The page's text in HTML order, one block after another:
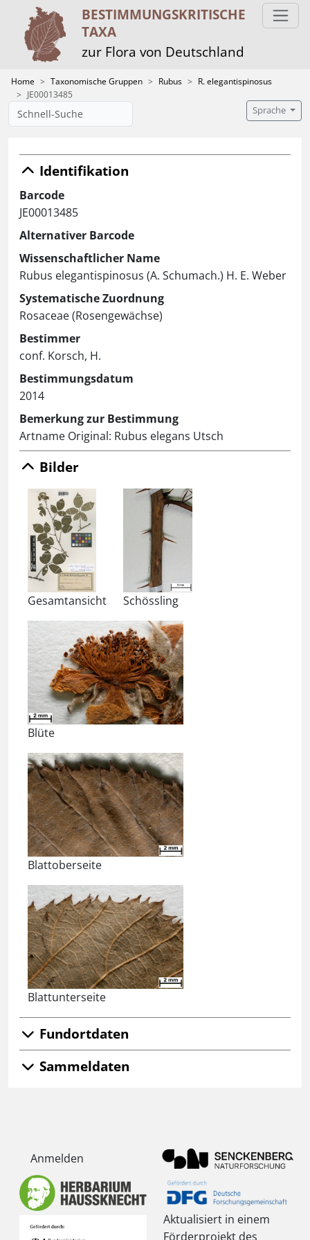
BESTIMMUNGS­KRITISCHE
TAXA
zur Flora von Deutschland
Home Taxonomische Gruppen Rubus
R. elegantispinosus
JE00013485
Sprache
Identifikation
Barcode
JE00013485
Alternativer Barcode
Wissenschaftlicher Name
Rubus elegantispinosus (A. Schumach.) H. E. Weber
Systematische Zuordnung
Rosaceae (Rosengewächse)
Bestimmer
conf. Korsch, H.
Bestimmungsdatum
2014
Bemerkung zur Bestimmung
Artname Original: Rubus elegans Utsch
Bilder
Gesamtansicht Schössling
Blüte
Blattoberseite
Blattunterseite
Fundortdaten
Sammeldaten
Anmelden
Aktualisiert in einem
Förderprojekt des